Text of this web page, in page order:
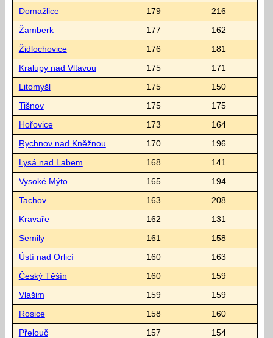
Domažlice 179 216
Žamberk 177 162
Židlochovice 176 181
Kralupy nad Vltavou 175 171
Litomyšl 175 150
Tišnov 175 175
Hořovice 173 164
Rychnov nad Kněžnou 170 196
Lysá nad Labem 168 141
Vysoké Mýto 165 194
Tachov 163 208
Kravaře 162 131
Semily 161 158
Ústí nad Orlicí 160 163
Český Těšín 160 159
Vlašim 159 159
Rosice 158 160
Přelouč 157 154